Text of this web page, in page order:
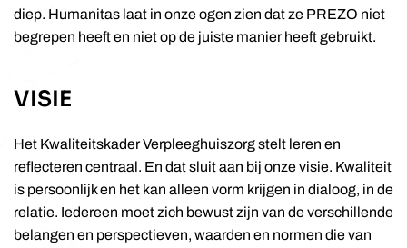
diep. Humanitas laat in onze ogen zien dat ze PREZO niet
begrepen heeft en niet op de juiste manier heeft gebruikt.
VISIE
Het Kwaliteitskader Verpleeghuiszorg stelt leren en
reflecteren centraal. En dat sluit aan bij onze visie. Kwaliteit
is persoonlijk en het kan alleen vorm krijgen in dialoog, in de
relatie. Iedereen moet zich bewust zijn van de verschillende
belangen en perspectieven, waarden en normen die van